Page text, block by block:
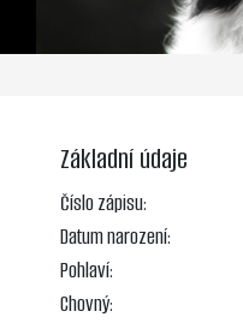
Základní údaje
Číslo zápisu:
Datum narození:
Pohlaví:
Chovný: